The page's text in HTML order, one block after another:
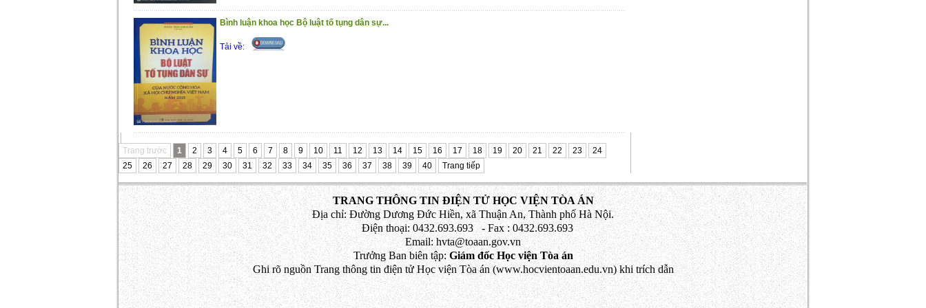
Bình luận khoa học Bộ luật tố tụng dân sự...
Tải về:
Trang trước 1 2 3 4 5 6 7 8 9 10 11 12 13 14 15 16 17 18 19 20 21 22 23
24
25
26 27 28 29 30 31 32 33 34 35 36 37 38 39 40 Trang tiếp
TRANG THÔNG TIN ĐIỆN TỬ HỌC VIỆN TÒA ÁN
Địa chỉ: Đường Dương Đức Hiền, xã Thuận An, Thành phố Hà Nội.
Điện thoại: 0432.693.693 - Fax : 0432.693.693
Email: hvta@toaan.gov.vn
Trưởng Ban biên tập:Giám đốc Học viện Tòa án
Ghi rõ nguồn Trang thông tin điện tử Học viện Tòa án (www.hocvientoaan.edu.vn) khi trích dẫn